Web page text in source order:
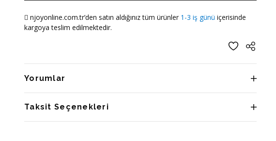
njoyonline.com.tr’den satın aldığınız tüm ürünler 1-3 iş günü içerisinde
kargoya teslim edilmektedir.
Yorumlar
Taksit Seçenekleri